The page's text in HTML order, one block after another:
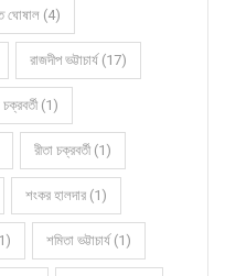
ঘোষাল (4)
রাজদীপ ভট্টাচার্য (17)
চক্রবর্তী (1)
রীতা চক্রবর্তী (1)
শংকর হালদার (1)
শমিতা ভট্টাচার্য (1)